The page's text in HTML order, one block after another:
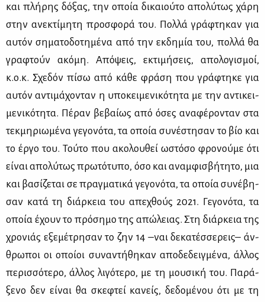
και πλή­ρης δό­ξας, την οποία δι­καιού­το απο­λύ­τως χά­ρη
στην ανε­κτί­μη­τη προ­σφο­ρά του. Πολ­λά γρά­φτη­καν για
αυ­τόν ση­μα­το­δο­τη­μέ­να από την εκ­δη­μία του, πολ­λά θα
γρα­φτούν ακό­μη. Από­ψεις, εκτι­μή­σεις, απο­λο­γι­σμοί,
κ.ο.κ. Σχε­δόν πί­σω από κά­θε φρά­ση που γρά­φτη­κε για
αυ­τόν αντι­μά­χο­νταν η υπο­κει­με­νι­κό­τη­τα με την αντι­κει­
με­νι­κό­τη­τα. Πέ­ραν βε­βαί­ως από όσες ανα­φέ­ρο­νταν στα
τεκ­μη­ριω­μέ­να γε­γο­νό­τα, τα οποία συ­νέ­στη­σαν το βίο και
το έρ­γο του. Τού­το που ακο­λου­θεί ωστό­σο φρο­νού­με ότι
εί­ναι απο­λύ­τως πρω­τό­τυ­πο, όσο και αναμ­φι­σβή­τη­το, μια
και βα­σί­ζε­ται σε πραγ­μα­τι­κά γε­γο­νό­τα, τα οποία συ­νέ­βη­
σαν κα­τά τη διάρ­κεια του απε­χθούς 2021. Γε­γο­νό­τα, τα
οποία έχουν το πρό­ση­μο της απώ­λειας. Στη διάρ­κεια της
χρο­νιάς εξε­μέ­τρη­σαν το ζην 14 –ναι δε­κα­τέσ­σε­ρεις– άν­
θρω­ποι οι οποί­οι συ­να­ντή­θη­καν απο­δε­δειγ­μέ­να, άλ­λος
πε­ρισ­σό­τε­ρο, άλ­λος λι­γό­τε­ρο, με τη μου­σι­κή του. Πα­ρά­
ξε­νο δεν εί­ναι θα σκε­φτεί κα­νείς, δε­δο­μέ­νου ότι με τη